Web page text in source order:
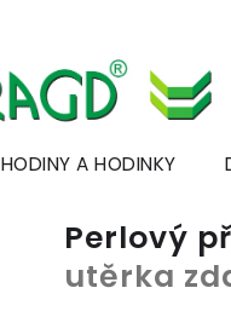
HODINY A HODINKY
Perlový
utěrka